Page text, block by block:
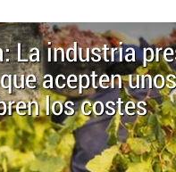
La industria
acepten
los costes